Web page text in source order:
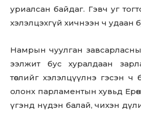
уриалсан байдаг. Гэвч уг
хэлэлцэхгүй хичнээн ч удаан
Намрын чуулган завсарласны
ээлжит бус хуралдаан
төслийг хэлэлцүүлнэ гэсэн ч
олонх парламентын хувьд
үгэнд нүдэн балай, чихэн